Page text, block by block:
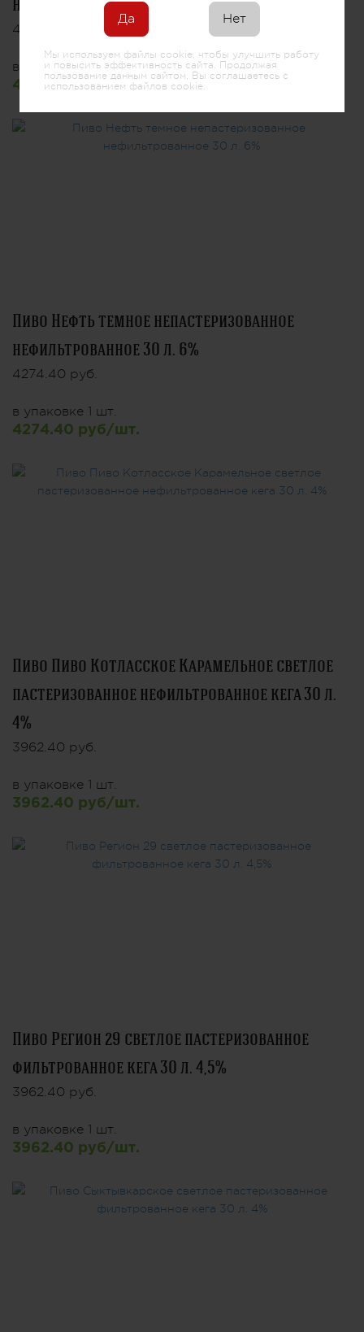
Да Нет
Мы используем файлы cookie, чтобы улучшить работу
и повысить эффективность сайта. Продолжая
пользование данным сайтом, Вы соглашаетесь с
использованием файлов cookie.
нефильтрованное кега 30 л. 4%
4149.60 руб.
в упаковке 1 шт.
4149.60 руб/шт.
Пиво Нефть темное непастеризованное
нефильтрованное 30 л. 6%
4274.40 руб.
в упаковке 1 шт.
4274.40 руб/шт.
Пиво Пиво Котласское Карамельное светлое
пастеризованное нефильтрованное кега 30 л.
4%
3962.40 руб.
в упаковке 1 шт.
3962.40 руб/шт.
Пиво Регион 29 светлое пастеризованное
фильтрованное кега 30 л. 4,5%
3962.40 руб.
в упаковке 1 шт.
3962.40 руб/шт.